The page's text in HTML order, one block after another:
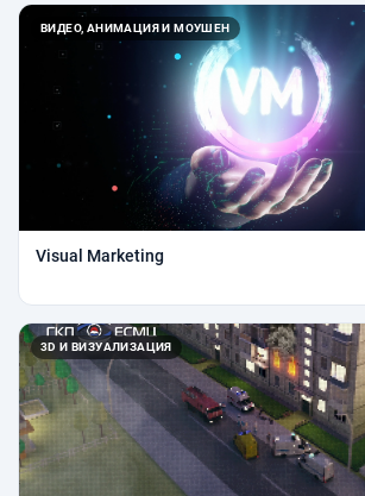
ВИДЕО, АНИМАЦИЯ И МОУШЕН
Visual Marketing
3D И ВИЗУАЛИЗАЦИЯ